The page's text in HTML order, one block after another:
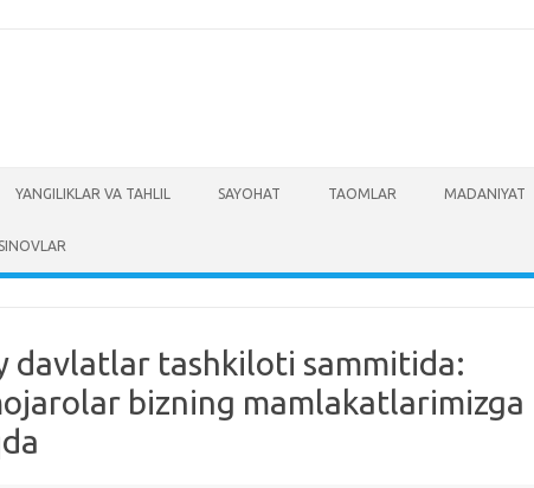
YANGILIKLAR VA TAHLIL SAYOHAT TAOMLAR MADANIYAT
davlatlar tashkiloti sammitida:
bizning mamlakatlarimizga